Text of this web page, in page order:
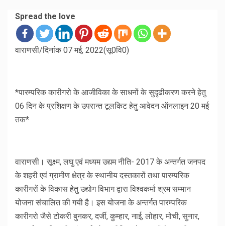
Spread the love
वाराणसी/दिनांक 07 मई, 2022(सू0वि0)
*पारम्परिक कारीगरो के आजीविका के साधनों के सुदृढीकरण करने हेतु
06 दिन के प्रशिक्षण के उपरान्त टूलकिट हेतु आवेदन ऑनलाइन 20 मई
तक*
वाराणसी। सूक्ष्म, लघु एवं मध्यम उद्यम नीति- 2017 के अन्तर्गत जनपद
के शहरी एवं ग्रामीण क्षेत्र के स्थानीय दस्तकारों तथा पारम्परिक
कारीगरों के विकास हेतु उद्योग विभाग द्वारा विश्वकर्मा श्रम सम्मान
योजना संचालित की गयी है। इस योजना के अन्तर्गत पारम्परिक
कारीगरो जैसे टोकरी बुनकर, दर्जी, कुम्हार, नाई, लोहार, मोची, सुनार,